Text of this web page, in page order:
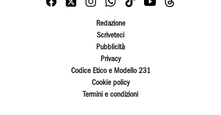
Redazione
Scriveteci
Pubblicità
Privacy
Codice Etico e Modello 231
Cookie policy
Termini e condizioni